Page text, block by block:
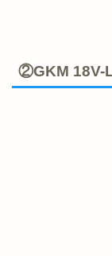
②GKM 18V-